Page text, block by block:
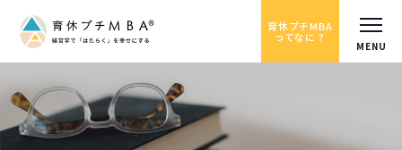
育休プチMBA
ってなに？